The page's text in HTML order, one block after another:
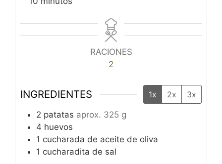
RACIONES
2
INGREDIENTES 1x 2x 3x
2 patatas aprox. 325 g
4 huevos
1 cucharada de aceite de oliva
1 cucharadita de sal